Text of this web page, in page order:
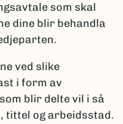
som skal
dine blir behandla
ved slike
i form av
blir delte vil i så
tittel og arbeidsstad.